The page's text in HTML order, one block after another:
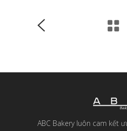
ABC Bakery luôn cam kết